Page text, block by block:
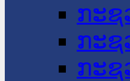
ກະຊ
ກະຊ
ກະຊ